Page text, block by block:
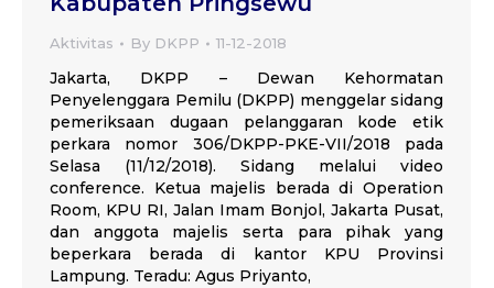
Aktivitas By DKPP 11-12-2018
Jakarta, DKPP – Dewan Kehormatan
Penyelenggara Pemilu (DKPP) menggelar sidang
pemeriksaan dugaan pelanggaran kode etik
perkara nomor 306/DKPP-PKE-VII/2018 pada
Selasa (11/12/2018). Sidang melalui video
conference. Ketua majelis berada di Operation
Room, KPU RI, Jalan Imam Bonjol, Jakarta Pusat,
dan anggota majelis serta para pihak yang
beperkara berada di kantor KPU Provinsi
Lampung. Teradu: Agus Priyanto,